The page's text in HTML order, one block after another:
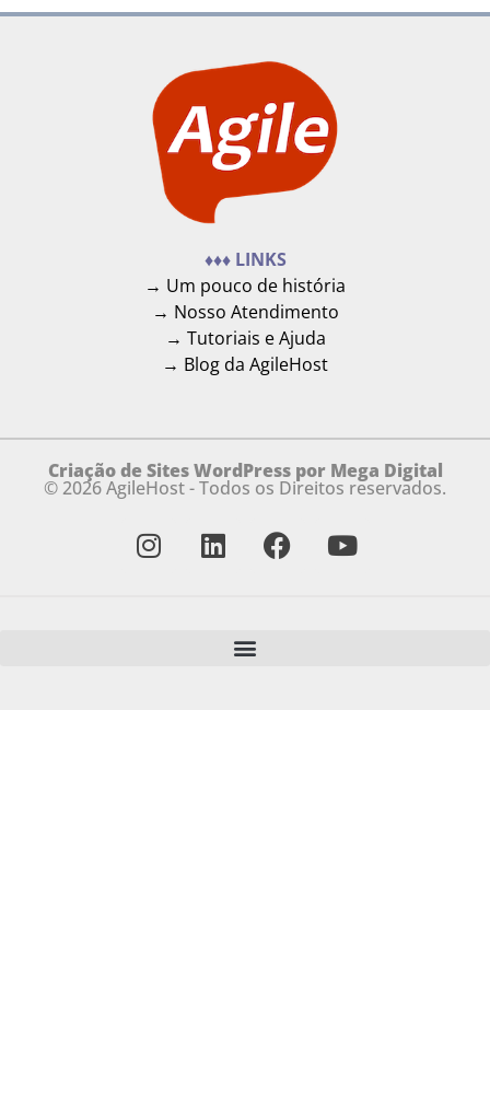
♦♦♦ LINKS
→ Um pouco de história
→ Nosso Atendimento
→ Tutoriais e Ajuda
→ Blog da AgileHost
Criação de Sites WordPress por Mega Digital
© 2026 AgileHost - Todos os Direitos reservados.